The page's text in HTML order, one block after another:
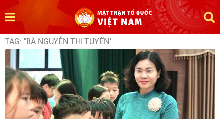
TAG: "BÀ NGUYỄN THỊ TUYẾN"